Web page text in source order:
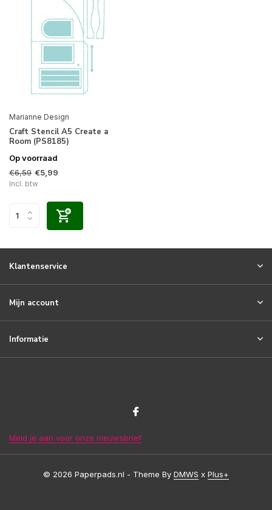
Marianne Design
Craft Stencil A5 Create a
Room (PS8185)
Op voorraad
€6,59 €5,99
Incl. btw
Klantenservice
Mijn account
Informatie
Meld je aan voor onze nieuwsbrief
© 2026 Paperpads.nl - Theme By DMWS x Plus+